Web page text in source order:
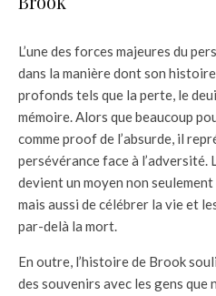
L’une des forces majeures du
dans la manière dont son
profonds tels que la perte, le
mémoire. Alors que beaucoup
comme proof de l’absurde, il
persévérance face à l’adversité.
devient un moyen non
mais aussi de célébrer la vie et
par-delà la mort.
En outre, l’histoire de Brook
des souvenirs avec les gens que